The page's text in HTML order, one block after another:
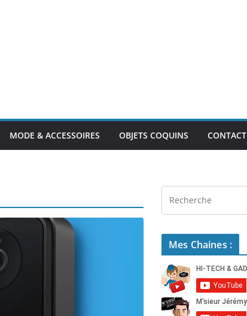
MODE & ACCESSOIRES OBJETS COQUINS CONTACT
Mes Chaines :